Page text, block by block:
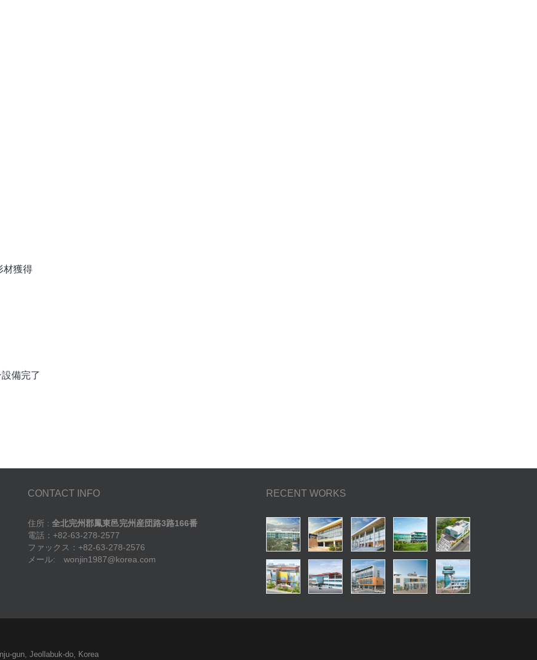
材獲得
備完了
CONTACT INFO
住所 : 全北完州郡鳳東邑完州産団路3路166番
電話：+82-63-278-2577
ファックス：+82-63-278-2576
メール: wonjin1987@korea.com
RECENT WORKS
gun, Jeollabuk-do, Korea